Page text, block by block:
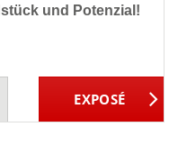
und Potenzial!